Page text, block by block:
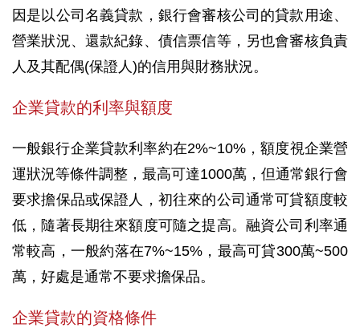
因是以公司名義貸款，銀行會審核公司的貸款用途、
營業狀況、還款紀錄、債信票信等，另也會審核負責
人及其配偶(保證人)的信用與財務狀況。
企業貸款的利率與額度
一般銀行企業貸款利率約在2%~10%，額度視企業營
運狀況等條件調整，最高可達1000萬，但通常銀行會
要求擔保品或保證人，初往來的公司通常可貸額度較
低，隨著長期往來額度可隨之提高。融資公司利率通
常較高，一般約落在7%~15%，最高可貸300萬~500
萬，好處是通常不要求擔保品。
企業貸款的資格條件